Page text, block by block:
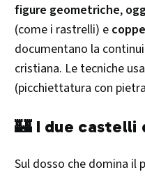
figure geometriche,
(come i rastrelli) e
documentano la
cristiana. Le tecniche
(picchiettatura con
🏰 I due castelli
Sul dosso che domina il